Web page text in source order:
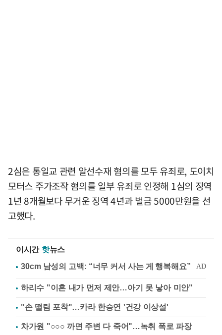
2심은 통일교 관련 알선수재 혐의를 모두 유죄로, 도이치
모터스 주가조작 혐의를 일부 유죄로 인정해 1심의 징역
1년 8개월보다 무거운 징역 4년과 벌금 5000만원을 선
고했다.
이시간 핫뉴스
하리수 "이혼 내가 먼저 제안…아기 못 낳아 미안"
"손 떨림 포착"…카라 한승연 '건강 이상설'
차가원 "○○○ 까면 주변 다 죽어"…녹취 폭로 파장